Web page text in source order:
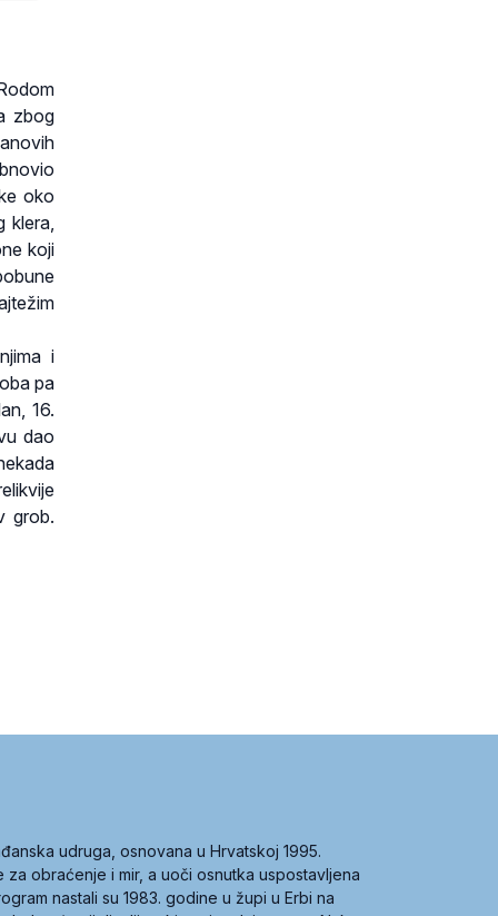
zbog
oko
klera,
koji
i
pa
16.
dao
grob.
udruga, osnovana u Hrvatskoj 1995.
obraćenje i mir, a uoči osnutka uspostavljena
nastali su 1983. godine u župi u Erbi na